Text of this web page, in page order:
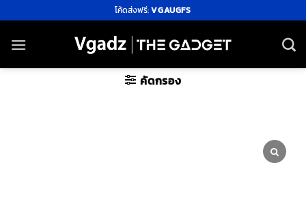
ไป
ยัง
โค้ดส่งฟรี:VGAUGFS
คัดกรอง